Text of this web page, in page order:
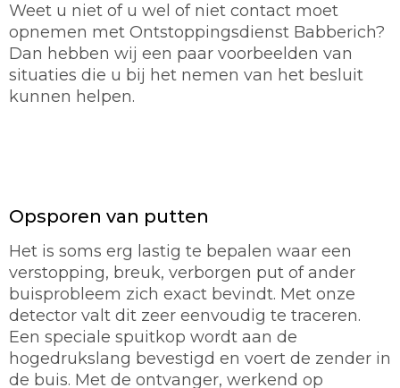
Weet u niet of u wel of niet contact moet
opnemen met Ontstoppingsdienst Babberich?
Dan hebben wij een paar voorbeelden van
situaties die u bij het nemen van het besluit
kunnen helpen.
Opsporen van putten
Het is soms erg lastig te bepalen waar een
verstopping, breuk, verborgen put of ander
buisprobleem zich exact bevindt. Met onze
detector valt dit zeer eenvoudig te traceren.
Een speciale spuitkop wordt aan de
hogedrukslang bevestigd en voert de zender in
de buis. Met de ontvanger, werkend op